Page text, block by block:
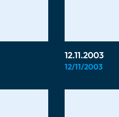
12.11.2003
12/11/2003